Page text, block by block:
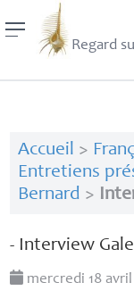
Regard
Accueil >
Entretiens
Bernard >
- Interview
mercredi 18 avril